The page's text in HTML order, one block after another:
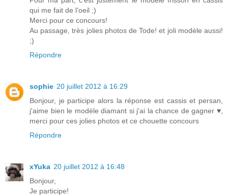
qui me fait de l'oeil ;)
Merci pour ce concours!
Au passage, très jolies photos de Tode! et joli modèle aussi!
;)
Répondre
sophie 20 juillet 2012 à 16:29
Bonjour, je participe alors la réponse est cassis et persan,
j'aime bien le modèle diamant si j'ai la chance de gagner ♥,
merci pour ces jolies photos et ce chouette concours
Répondre
xYuka 20 juillet 2012 à 16:48
Bonjour,
Je participe!